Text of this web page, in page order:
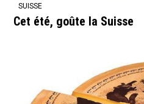
SUISSE
Cet été, goûte la Suisse